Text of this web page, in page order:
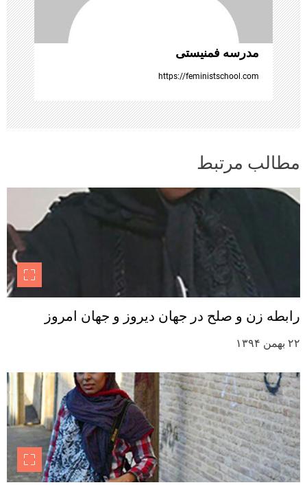
ه‌
ه
ا
مدرسه فمنیستی
https://feministschool.com
مطالب مرتبط
رابطه زن و صلح در جهان دیروز و جهان امروز
۲۲ بهمن ۱۳۹۴